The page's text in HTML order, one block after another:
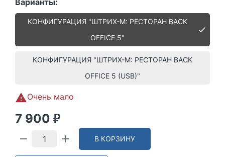
Варианты:
КОНФИГУРАЦИЯ "ШТРИХ-М: РЕСТОРАН BACK
OFFICE 5"
КОНФИГУРАЦИЯ "ШТРИХ-М: РЕСТОРАН BACK
OFFICE 5 (USB)"
Очень мало
7 900 ₽
В КОРЗИНУ